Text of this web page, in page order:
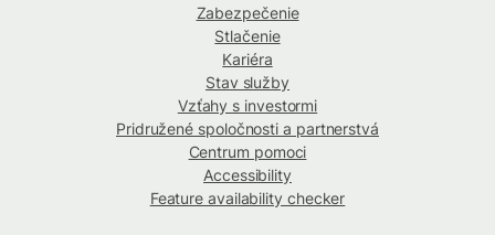
Zabezpečenie
Stlačenie
Kariéra
Stav služby
Vzťahy s investormi
Pridružené spoločnosti a partnerstvá
Centrum pomoci
Accessibility
Feature availability checker